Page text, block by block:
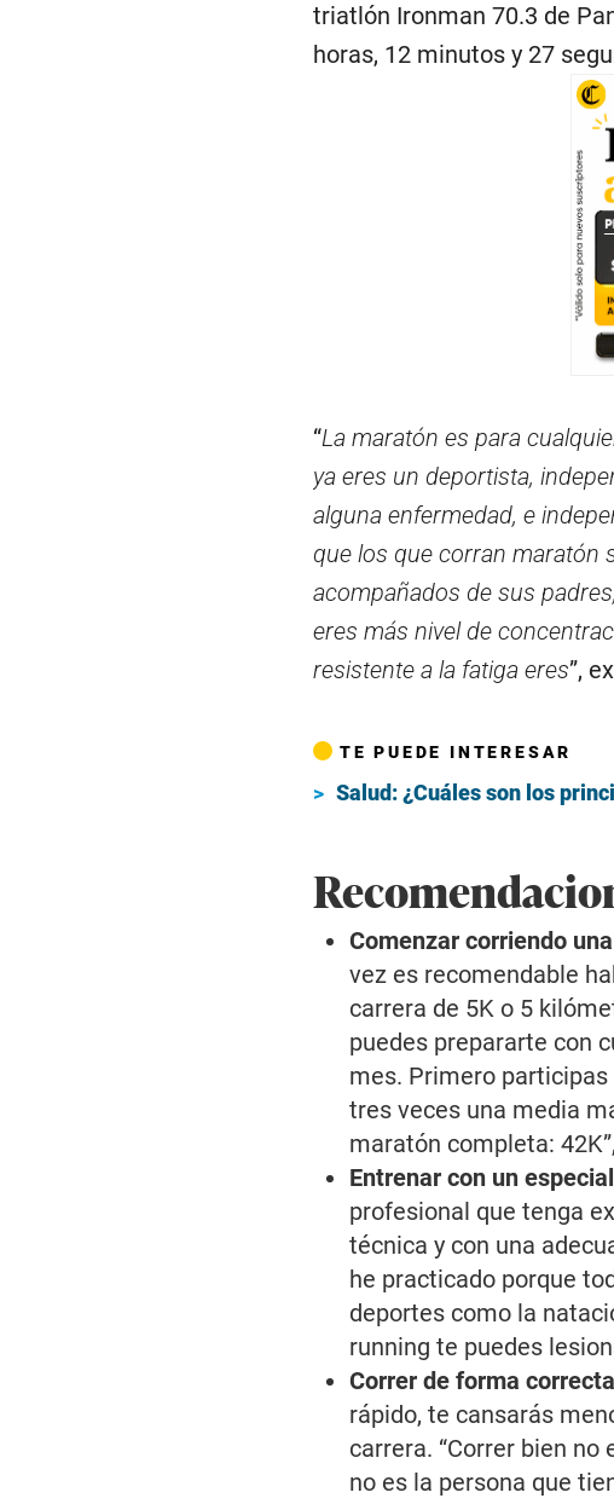
triatlón Ironman 70.3 de
horas, 12 minutos y 27
“La maratón es para
ya eres un deportista,
alguna enfermedad, e
que los que corran maratón
acompañados de sus
eres más nivel de
resistente a la fatiga eres”,
TE PUEDE INTERESAR
Salud: ¿Cuáles son los
Comenzar corriendo
vez es recomendable
carrera de 5K o 5
puedes prepararte con
mes. Primero participas
tres veces una media
maratón completa: 42K
Entrenar con un
profesional que tenga
técnica y con una
he practicado porque
deportes como la
running te puedes
Correr de forma
rápido, te cansarás
carrera. “Correr bien no
no es la persona que